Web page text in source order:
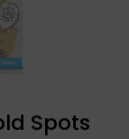
Spots